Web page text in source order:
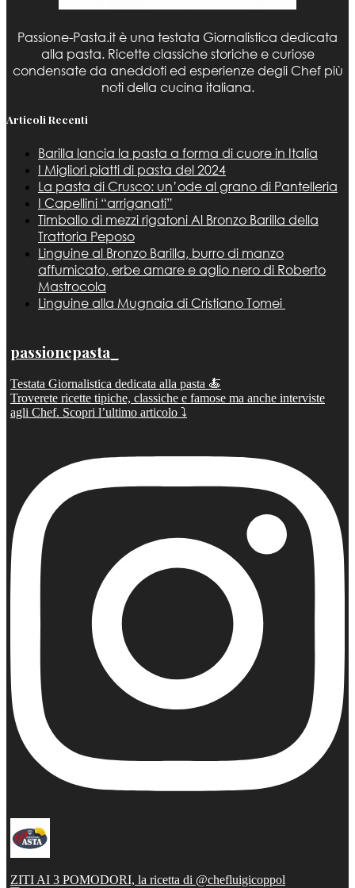
Passione-Pasta.it è una testata Giornalistica dedicata
alla pasta. Ricette classiche storiche e curiose
condensate da aneddoti ed esperienze degli Chef più
noti della cucina italiana.
Articoli Recenti
Barilla lancia la pasta a forma di cuore in Italia
I Migliori piatti di pasta del 2024
La pasta di Crusco: un’ode al grano di Pantelleria
I Capellini “arriganati”
Timballo di mezzi rigatoni Al Bronzo Barilla della
Trattoria Peposo
Linguine al Bronzo Barilla, burro di manzo
affumicato, erbe amare e aglio nero di Roberto
Mastrocola
Linguine alla Mugnaia di Cristiano Tomei
passionepasta_
Testata Giornalistica dedicata alla pasta 🍝
Troverete ricette tipiche, classiche e famose ma anche interviste
agli Chef. Scopri l’ultimo articolo ⤵️
ZITI AI 3 POMODORI, la ricetta di @chefluigicoppol